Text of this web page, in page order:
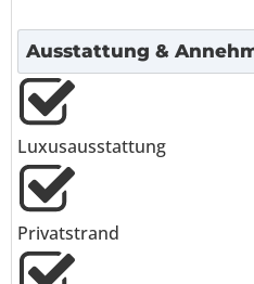
Ausstattung &
Luxusausstattung
Privatstrand